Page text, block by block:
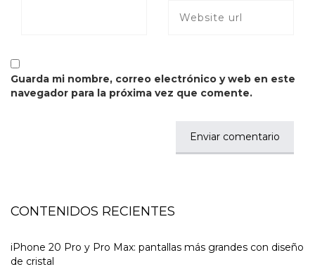
Guarda mi nombre, correo electrónico y web en este
navegador para la próxima vez que comente.
CONTENIDOS RECIENTES
iPhone 20 Pro y Pro Max: pantallas más grandes con diseño
de cristal